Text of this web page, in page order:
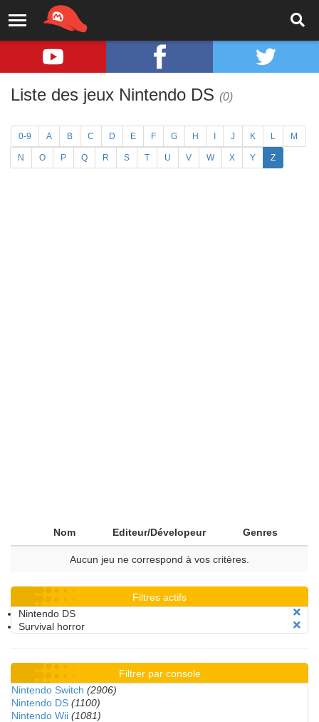
Liste des jeux Nintendo DS (0)
0-9 A B C D E F G H J K L M
N O P Q R S T U V W X Y Z
Nom Editeur/Dévelopeur Genres
Aucun jeu ne correspond à vos critères.
Filtres actifs
Nintendo DS
Survival horror
Filtrer par console
Nintendo Switch (2906)
Nintendo DS (1100)
Nintendo Wii (1081)